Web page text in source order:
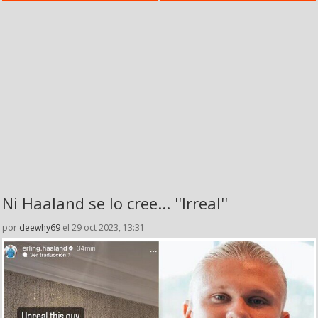
Ni Haaland se lo cree... ''Irreal''
por deewhy69 el 29 oct 2023, 13:31